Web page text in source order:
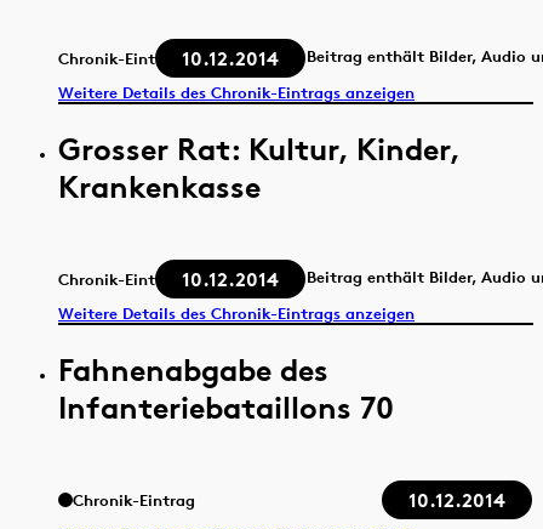
Chronik-Eintrag 10.12.2014
Beitrag enthält Bilder, Audio
Weitere Details des Chronik-Eintrags anzeigen
Grosser Rat: Kultur, Kinder,
Krankenkasse
Chronik-Eintrag 10.12.2014
Beitrag enthält Bilder, Audio
Weitere Details des Chronik-Eintrags anzeigen
Fahnenabgabe des
Infanteriebataillons 70
Chronik-Eintrag 10.12.2014